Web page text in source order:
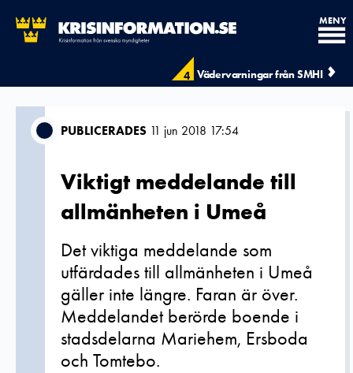
4 Vädervarningar från SMHI
MENY
PUBLICERADES 11 jun 2018 17:54
Viktigt meddelande till
allmänheten i Umeå
Det viktiga meddelande som
utfärdades till allmänheten i Umeå
gäller inte längre. Faran är över.
Meddelandet berörde boende i
stadsdelarna Mariehem, Ersboda
och Tomtebo.